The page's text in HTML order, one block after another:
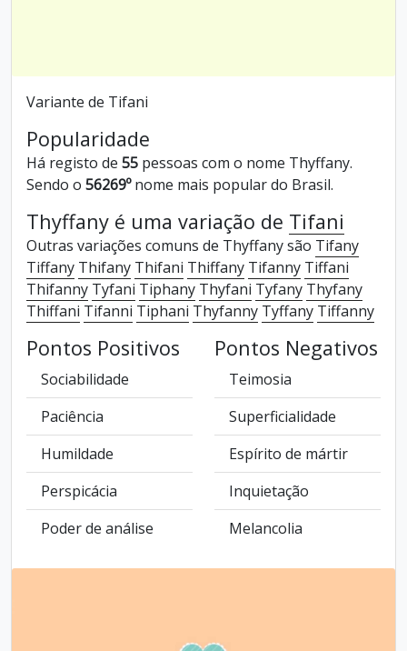
Variante de Tifani
Popularidade
Há registo de 55 pessoas com o nome Thyffany.
Sendo o 56269ºnome mais popular do Brasil.
Thyffany é uma variação de Tifani
Outras variações comuns de Thyffany são Tifany
Tiffany Thifany Thifani Thiffany Tifanny Tiffani
Thifanny Tyfani Tiphany Thyfani Tyfany Thyfany
Thiffani Tifanni Tiphani Thyfanny Tyffany Tiffanny
Pontos Positivos
Sociabilidade
Paciência
Humildade
Perspicácia
Poder de análise
Pontos Negativos
Teimosia
Superficialidade
Espírito de mártir
Inquietação
Melancolia